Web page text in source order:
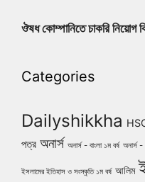
ঔষধ কোম্পানিতে চাকরি নিয়োগ
Categories
Dailyshikkha
পত্র অনার্স অনার্স - বাংলা ১ম বর্ষ অনার্স -
ইসলামের ইতিহাস ও সংস্কৃতি ১ম বর্ষ আলিম